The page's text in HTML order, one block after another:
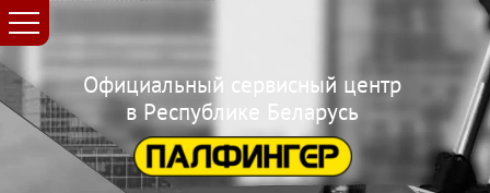
Официальный сервисный центр
в Республике Беларусь